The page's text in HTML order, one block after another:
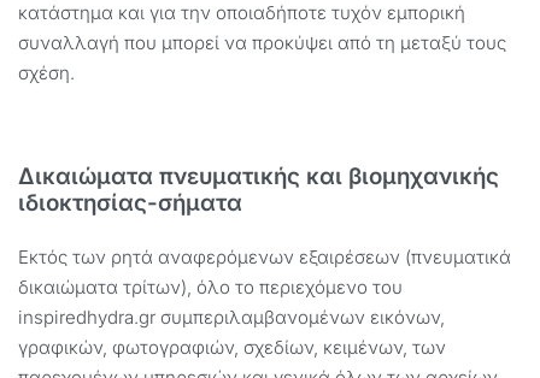
κατάστημα και για την οποιαδήποτε τυχόν εμπορική
συναλλαγή που μπορεί να προκύψει από τη μεταξύ τους
σχέση.
Δικαιώματα πνευματικής και βιομηχανικής
ιδιοκτησίας-σήματα
Εκτός των ρητά αναφερόμενων εξαιρέσεων (πνευματικά
δικαιώματα τρίτων), όλο το περιεχόμενο του
inspiredhydra.gr συμπεριλαμβανομένων εικόνων,
γραφικών, φωτογραφιών, σχεδίων, κειμένων, των